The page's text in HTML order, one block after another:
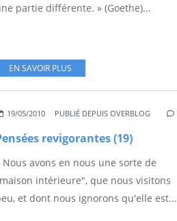
partie différente. » (Goethe)...
EN SAVOIR PLUS
19/05/2010 PUBLIÉ DEPUIS OVERBLOG
revigorantes (19)
Nous avons en nous une sorte de
intérieure", que nous visitons
et dont nous ignorons qu'elle est...